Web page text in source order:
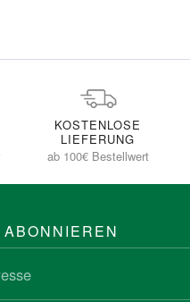
KOSTENLOSE
LIEFERUNG
ab 100€ Bestellwert